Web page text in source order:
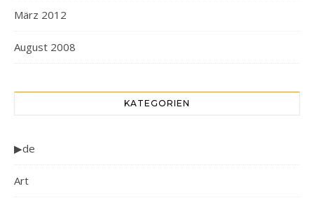
März 2012
August 2008
KATEGORIEN
▶de
Art